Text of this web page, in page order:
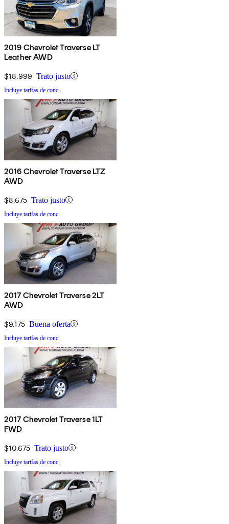
2019 Chevrolet Traverse LT
Leather AWD
$18,999 Trato justo
Incluye tarifas de conc.
2016 Chevrolet Traverse LTZ
AWD
$8,675 Trato justo
Incluye tarifas de conc.
2017 Chevrolet Traverse 2LT
AWD
$9,175 Buena oferta
Incluye tarifas de conc.
2017 Chevrolet Traverse 1LT
FWD
$10,675 Trato justo
Incluye tarifas de conc.